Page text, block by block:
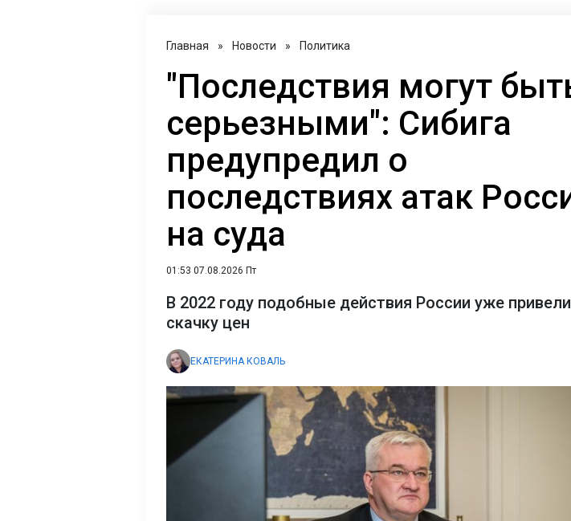
Главная » Новости » Политика
"Последствия могут
серьезными": Сибига
предупредил о
последствиях атак
на суда
01:53 07.08.2026 Пт
В 2022 году подобные действия России уже
скачку цен
ЕКАТЕРИНА КОВАЛЬ